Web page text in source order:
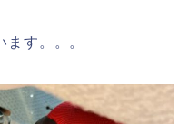
す。。。